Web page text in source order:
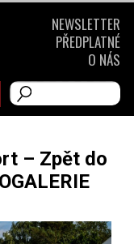
– Zpět do
NEWSLETTER
PŘEDPLATNÉ
O NÁS